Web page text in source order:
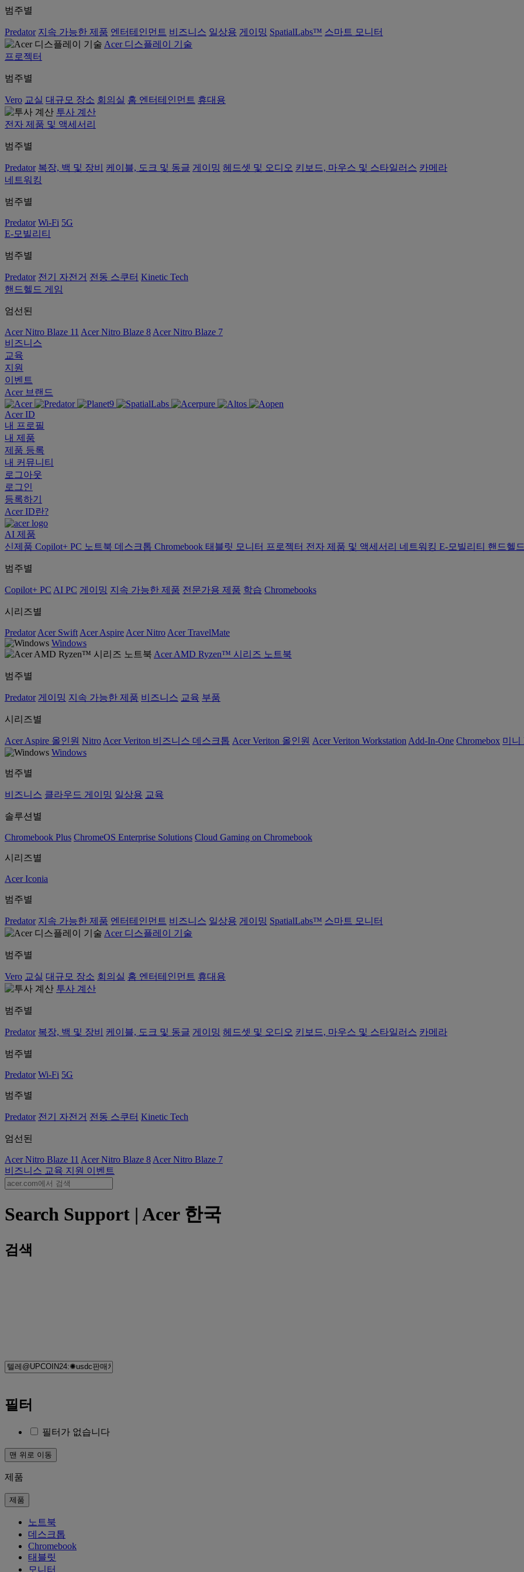
범주별
Predator 지속 가능한 제품 엔터테인먼트 비즈니스 일상용 게이밍 SpatialLabs™ 스마트 모니터
Acer 디스플레이 기술
프로젝터
범주별
Vero 교실 대규모 장소 회의실 홈 엔터테인먼트 휴대용
투사 계산
전자 제품 및 액세서리
범주별
Predator 복장, 백 및 장비 케이블, 도크 및 동글 게이밍 헤드셋 및 오디오 키보드, 마우스 및 스타일러스 카메라
네트워킹
범주별
Predator Wi-Fi 5G
E-모빌리티
범주별
Predator 전기 자전거 전동 스쿠터 Kinetic Tech
핸드헬드 게임
엄선된
Acer Nitro Blaze 11 Acer Nitro Blaze 8 Acer Nitro Blaze 7
비즈니스
교육
지원
이벤트
Acer 브랜드
Acer ID
내 프로필
내 제품
제품 등록
내 커뮤니티
로그아웃
로그인
등록하기
Acer ID란?
AI 제품
신제품 Copilot+ PC 노트북 데스크톱 Chromebook 태블릿 모니터 프로젝터 전자 제품 및 액세서리 네트워킹 E-모빌리티 핸드헬
범주별
Copilot+ PC AI PC 게이밍 지속 가능한 제품 전문가용 제품 학습 Chromebooks
시리즈별
Predator Acer Swift Acer Aspire Acer Nitro Acer TravelMate
Windows
Acer AMD Ryzen™ 시리즈 노트북
범주별
Predator 게이밍 지속 가능한 제품 비즈니스 교육 부품
시리즈별
Acer Aspire 올인원 Nitro Acer Veriton 비즈니스 데스크톱 Acer Veriton 올인원 Acer Veriton Workstation Add-In-One Chromebox 미니
Windows
범주별
비즈니스 클라우드 게이밍 일상용 교육
솔루션별
Chromebook Plus ChromeOS Enterprise Solutions Cloud Gaming on Chromebook
시리즈별
Acer Iconia
범주별
Predator 지속 가능한 제품 엔터테인먼트 비즈니스 일상용 게이밍 SpatialLabs™ 스마트 모니터
Acer 디스플레이 기술
범주별
Vero 교실 대규모 장소 회의실 홈 엔터테인먼트 휴대용
투사 계산
범주별
Predator 복장, 백 및 장비 케이블, 도크 및 동글 게이밍 헤드셋 및 오디오 키보드, 마우스 및 스타일러스 카메라
범주별
Predator Wi-Fi 5G
범주별
Predator 전기 자전거 전동 스쿠터 Kinetic Tech
엄선된
Acer Nitro Blaze 11 Acer Nitro Blaze 8 Acer Nitro Blaze 7
비즈니스 교육 지원 이벤트
Search Support | Acer 한국
검색
필터
필터가 없습니다
맨 위로 이동
제품
제품
노트북
데스크톱
Chromebook
태블릿
모니터